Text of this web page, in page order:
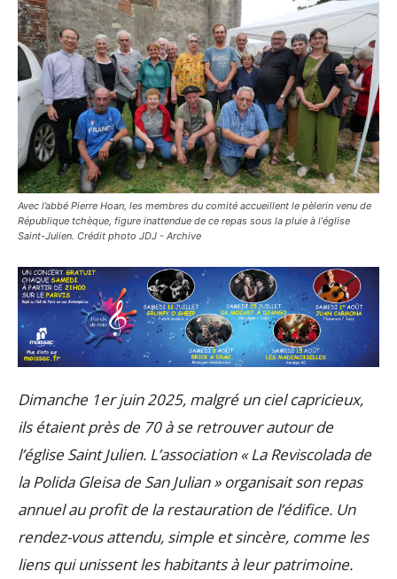
Avec l’abbé Pierre Hoan, les membres du comité accueillent le pèlerin venu de
République tchèque, figure inattendue de ce repas sous la pluie à l'église
Saint-Julien. Crédit photo JDJ - Archive
Dimanche 1er juin 2025, malgré un ciel capricieux,
ils étaient près de 70 à se retrouver autour de
l’église Saint Julien. L’association « La Reviscolada de
la Polida Gleisa de San Julian » organisait son repas
annuel au profit de la restauration de l’édifice. Un
rendez-vous attendu, simple et sincère, comme les
liens qui unissent les habitants à leur patrimoine.